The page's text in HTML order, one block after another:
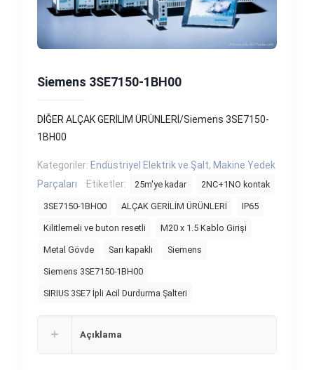
Siemens 3SE7150-1BH00
DİĞER ALÇAK GERİLİM ÜRÜNLERİ/Siemens 3SE7150-
1BH00
Kategoriler: Endüstriyel Elektrik ve Şalt, Makine Yedek
Parçaları
Etiketler: 25m'ye kadar 2NC+1NO kontak
3SE7150-1BH00 ALÇAK GERİLİM ÜRÜNLERİ IP65
Kilitlemeli ve buton resetli M20 x 1.5 Kablo Girişi
Metal Gövde Sarı kapaklı Siemens
Siemens 3SE7150-1BH00
SIRIUS 3SE7 İpli Acil Durdurma Şalteri
Açıklama